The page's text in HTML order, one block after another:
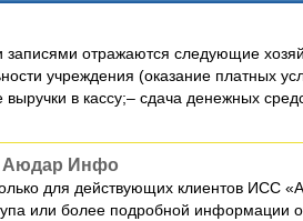
записями отражаются следующие
учреждения (оказание платных
выручки в кассу;– сдача денежных
Аюдар Инфо
для действующих клиентов ИСС
или более подробной информации